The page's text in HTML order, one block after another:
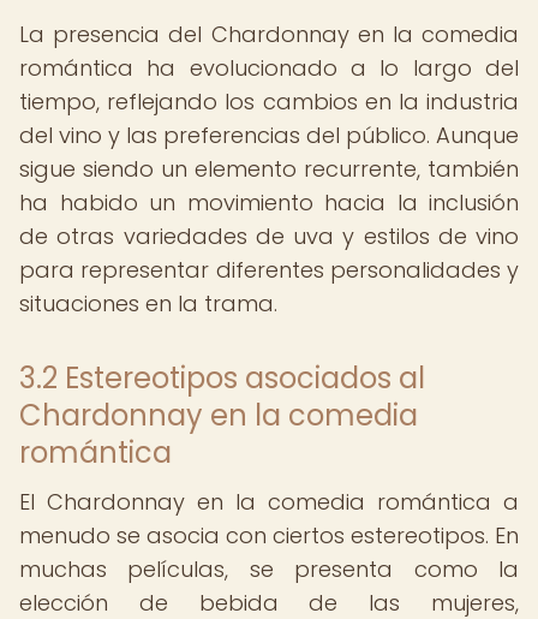
La presencia del Chardonnay en la comedia
romántica ha evolucionado a lo largo del
tiempo, reflejando los cambios en la industria
del vino y las preferencias del público. Aunque
sigue siendo un elemento recurrente, también
ha habido un movimiento hacia la inclusión
de otras variedades de uva y estilos de vino
para representar diferentes personalidades y
situaciones en la trama.
3.2 Estereotipos asociados al
Chardonnay en la comedia
romántica
El Chardonnay en la comedia romántica a
menudo se asocia con ciertos estereotipos. En
muchas películas, se presenta como la
elección de bebida de las mujeres,